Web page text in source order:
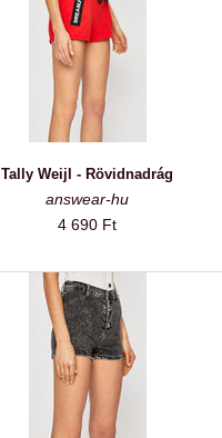
Tally Weijl - Rövidnadrág
answear-hu
4 690 Ft